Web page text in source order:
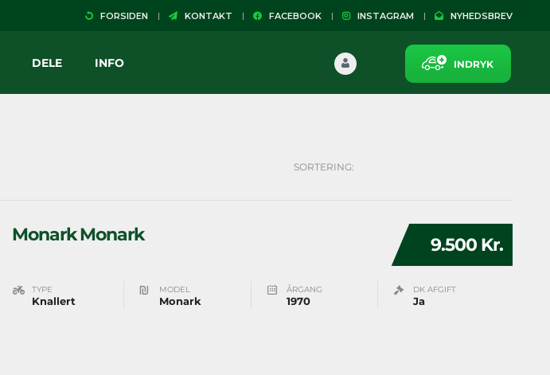
FORSIDEN KONTAKT FACEBOOK INSTAGRAM NYHEDSBREV
INDRYK
DELE INFO
SORTERING:
9.500 Kr.
Monark Monark
TYPE
Knallert
MODEL
Monark
ÅRGANG
1970
DK AFGIFT
Ja